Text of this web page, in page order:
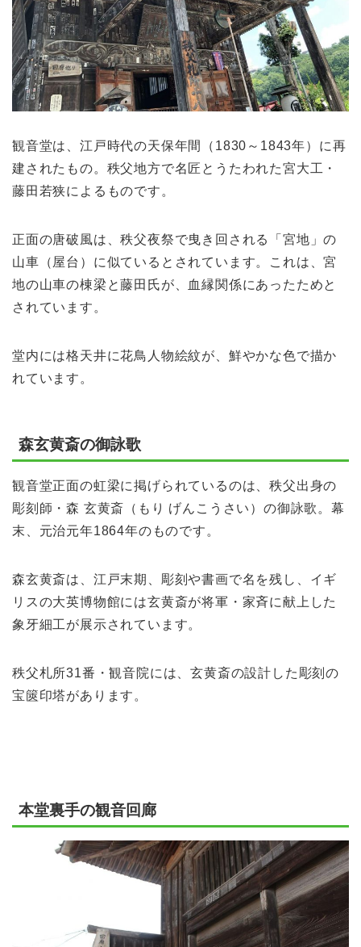
観音堂は、江戸時代の天保年間（1830～1843年）に再
建されたもの。秩父地方で名匠とうたわれた宮大工・
藤田若狭によるものです。
正面の唐破風は、秩父夜祭で曳き回される「宮地」の
山車（屋台）に似ているとされています。これは、宮
地の山車の棟梁と藤田氏が、血縁関係にあったためと
されています。
堂内には格天井に花鳥人物絵紋が、鮮やかな色で描か
れています。
森玄黄斎の御詠歌
観音堂正面の虹梁に掲げられているのは、秩父出身の
彫刻師・森 玄黄斎（もり げんこうさい）の御詠歌。幕
末、元治元年1864年のものです。
森玄黄斎は、江戸末期、彫刻や書画で名を残し、イギ
リスの大英博物館には玄黄斎が将軍・家斉に献上した
象牙細工が展示されています。
秩父札所31番・観音院には、玄黄斎の設計した彫刻の
宝篋印塔があります。
本堂裏手の観音回廊